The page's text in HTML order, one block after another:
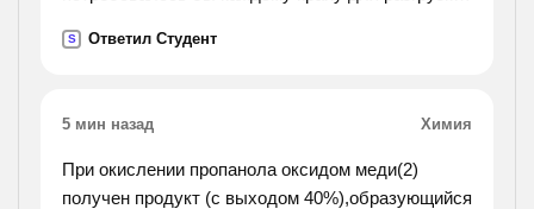
требуется на 5 часов больше, чем второму.
S Ответил Студент
5 мин назад Химия
При окислении пропанола оксидом меди(2)
получен продукт (с выходом 40%),образующийся